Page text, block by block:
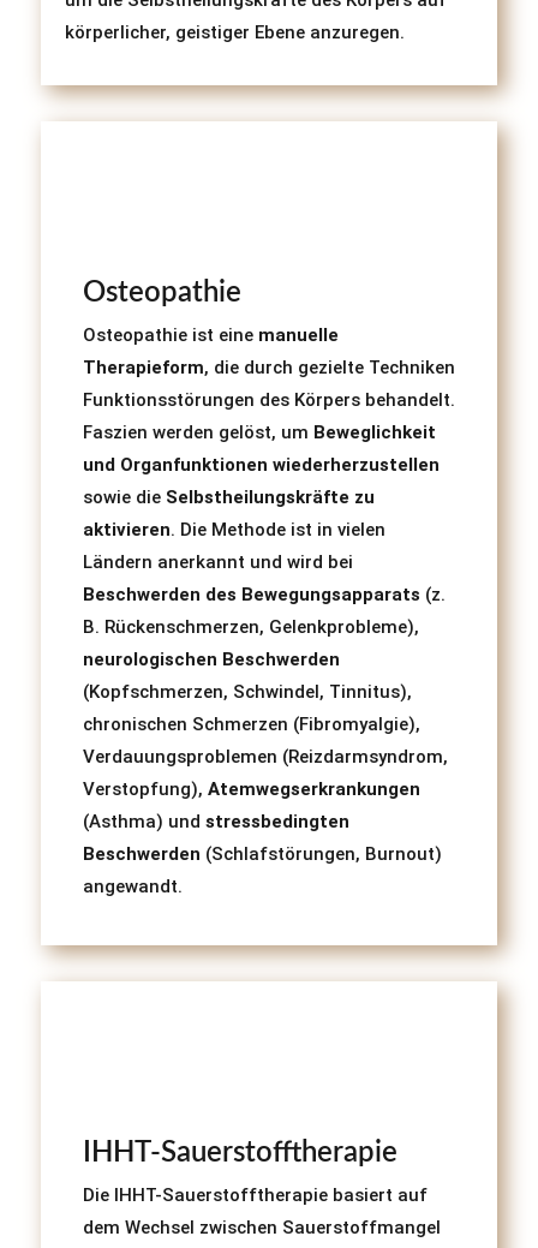
körperlicher, geistiger Ebene anzuregen.
Osteopathie
Osteopathie ist eine manuelle
Therapieform, die durch gezielte Techniken
Funktionsstörungen des Körpers behandelt.
Faszien werden gelöst, um Beweglichkeit
und Organfunktionen wiederherzustellen
sowie die Selbstheilungskräfte zu
aktivieren. Die Methode ist in vielen
Ländern anerkannt und wird bei
Beschwerden des Bewegungsapparats (z.
B. Rückenschmerzen, Gelenkprobleme),
neurologischen Beschwerden
(Kopfschmerzen, Schwindel, Tinnitus),
chronischen Schmerzen (Fibromyalgie),
Verdauungsproblemen (Reizdarmsyndrom,
Verstopfung), Atemwegserkrankungen
(Asthma) und stressbedingten
Beschwerden (Schlafstörungen, Burnout)
angewandt.
IHHT-Sauerstofftherapie
Die IHHT-Sauerstofftherapie basiert auf
dem Wechsel zwischen Sauerstoffmangel